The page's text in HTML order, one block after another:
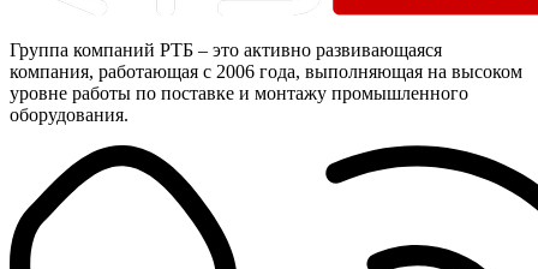
Группа компаний РТБ – это активно развивающаяся
компания, работающая с 2006 года, выполняющая на высоком
уровне работы по поставке и монтажу промышленного
оборудования.